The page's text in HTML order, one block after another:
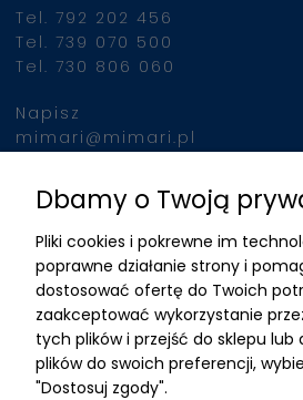
Tel. 792 202 456
Tel. 739 070 500
Tel. 730 806 060
Napisz
mimari@mimari.pl
Znajdziesz nas
ADRES
MIMARI sp z o.o.
ul. Kurkowa 12
50-210 Wrocław
Dbamy o Twoją
Pliki cookies i pokrewne im
poprawne działanie strony i
dostosować ofertę do Twoich
zaakceptować wykorzystanie
tych plików i przejść do sklepu lub
plików do swoich preferencji,
"Dostosuj zgody".